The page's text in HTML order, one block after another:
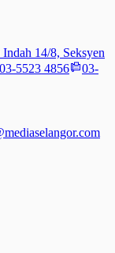
14/8, Seksyen
03-5523 4856
03-